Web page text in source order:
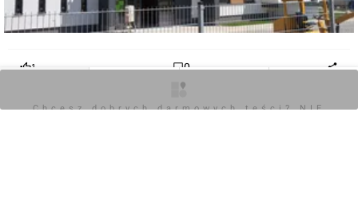
1 0
Zaloguj aby dodać komentarz
Chcesz dobrych darmowych teści? NIE